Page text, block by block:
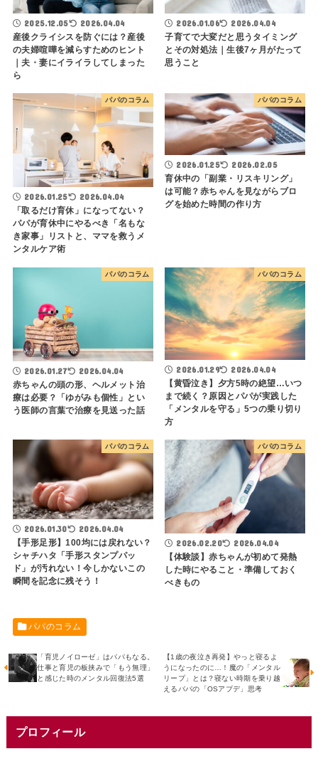
2025.12.05 2026.04.04
産後クライシスを防ぐには？産後
の夫婦喧嘩を減らすためのヒント
｜夫・妻にイライラしてしまった
ら
2026.01.06 2026.04.04
子育てで大変だと思うタイミング
とその対処法｜生後7ヶ月がたって
思うこと
パパのコラム
2026.01.25 2026.04.04
「取るだけ育休」になってない？
パパが育休中にやるべき「名もな
き家事」リストと、ママを救うメ
ンタルケア術
パパのコラム
2026.01.25 2026.02.05
育休中の「副業・リスキリング」
は可能？赤ちゃんを見ながらブロ
グを始めた時間の作り方
パパのコラム
2026.01.27 2026.04.04
赤ちゃんの頭の形、ヘルメット治
療は必要？「ゆがみも個性」とい
う医師の言葉で治療を見送った話
パパのコラム
2026.01.29 2026.04.04
【黄昏泣き】夕方5時の絶望…いつ
まで続く？原因とパパが実践した
「メンタルを守る」5つの乗り切り
方
パパのコラム
2026.01.30 2026.04.04
【手形足形】100均には戻れない？
シャチハタ「手形スタンプパッ
ド」が汚れない！今しかないこの
瞬間を記念に残そう！
パパのコラム
2026.02.20 2026.04.04
【体験談】赤ちゃんが初めて発熱
した時にやること・準備しておく
べきもの
パパのコラム
「育児ノイローゼ」はパパもなる。
仕事と育児の板挟みで「もう無理」
と感じた時のメンタル回復法5選
【1歳の夜泣き再発】やっと寝るよ
うになったのに…！魔の「メンタル
リープ」とは？寝ない時期を乗り越
えるパパの「OSアプデ」思考
プロフィール